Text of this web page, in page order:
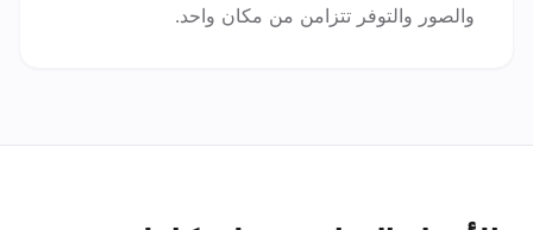
والصور والتوفر تتزامن من مكان واحد.